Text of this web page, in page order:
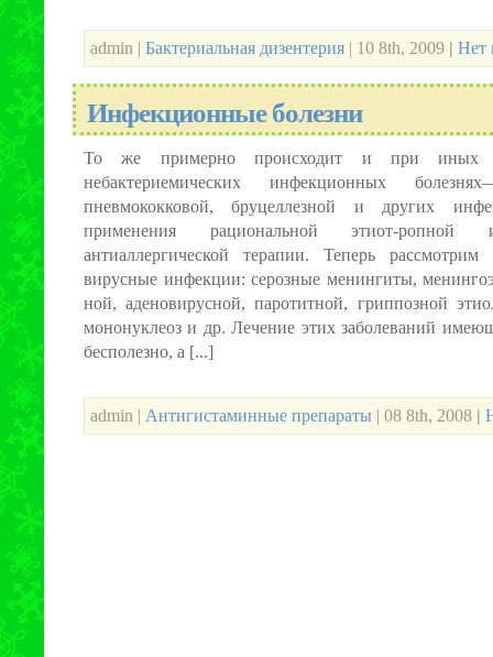
admin | Бактериальная дизентерия | 10 8th, 2009 | Нет
Инфекционные болезни
То же примерно происходит и при иных
небактериемических инфекционных
пневмококковой, бруцеллезной и других
применения рациональной этиот-ропной и
антиаллергической терапии. Теперь
вирусные инфекции: серозные менингиты,
ной, аденовирусной, паротитной, гриппозной
мононуклеоз и др. Лечение этих заболеваний
бесполезно, а [...]
admin | Антигистаминные препараты | 08 8th, 2008 |